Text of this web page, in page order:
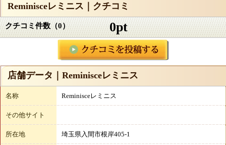
Reminisceレミニス｜クチコミ
クチコミ件数（0） 0pt
店舗データ｜Reminisceレミニス
名称 Reminisceレミニス
その他サイト
所在地 埼玉県入間市根岸405-1